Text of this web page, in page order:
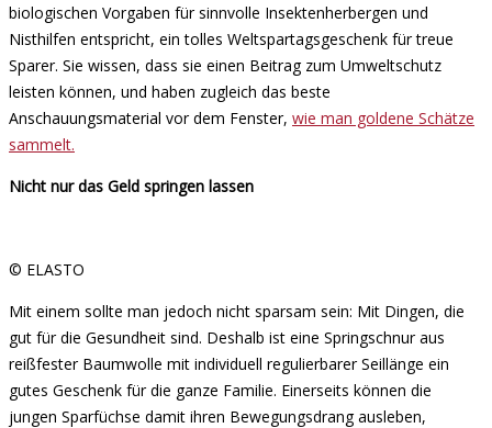
biologischen Vorgaben für sinnvolle Insektenherbergen und
Nisthilfen entspricht, ein tolles Weltspartagsgeschenk für treue
Sparer. Sie wissen, dass sie einen Beitrag zum Umweltschutz
leisten können, und haben zugleich das beste
Anschauungsmaterial vor dem Fenster, wie man goldene Schätze
sammelt.
Nicht nur das Geld springen lassen
© ELASTO
Mit einem sollte man jedoch nicht sparsam sein: Mit Dingen, die
gut für die Gesundheit sind. Deshalb ist eine Springschnur aus
reißfester Baumwolle mit individuell regulierbarer Seillänge ein
gutes Geschenk für die ganze Familie. Einerseits können die
jungen Sparfüchse damit ihren Bewegungsdrang ausleben,